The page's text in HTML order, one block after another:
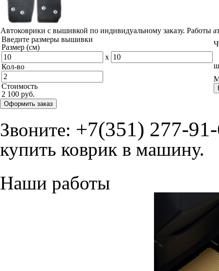
Автоковрики с вышивкой по индивидуальному заказу. Работы
Введите размеры вышивки
Размер (см)
x
Кол-во
Стоимость
2 100 руб.
Оформить заказ
Звоните: +7(351) 277-
купить коврик в машину.
Наши работы